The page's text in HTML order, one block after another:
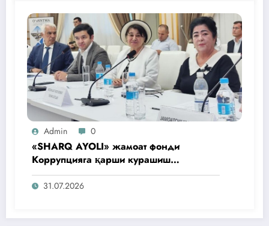
Admin 0
«SHARQ AYOLI» жамоат фонди
Коррупцияга қарши курашиш
агентлигидаги жамоат эшитувида
ташаббусларини тақдим этди
31.07.2026